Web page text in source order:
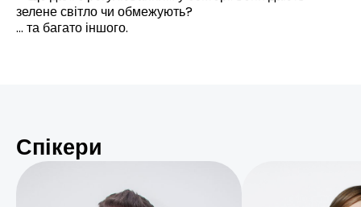
зелене світло чи обмежують?
… та багато іншого.
Спікери